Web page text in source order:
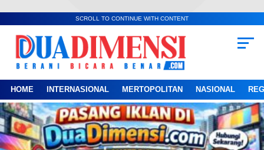
SCROLL TO CONTINUE WITH CONTENT
HOME INTERNASIONAL MERTOPOLITAN NASIONAL